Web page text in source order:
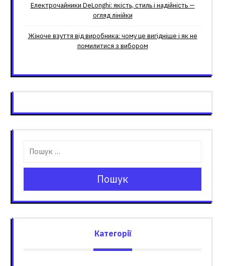
Електрочайники DeLonghi: якість, стиль і надійність —
огляд лінійки
Жіноче взуття від виробника: чому це вигідніше і як не
помилитися з вибором
Пошук
Категорії